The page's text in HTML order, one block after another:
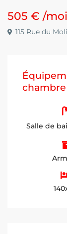
505 €/
115 Rue du
chambre
Salle de